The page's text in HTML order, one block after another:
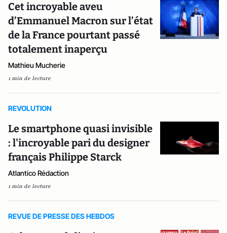
Cet incroyable aveu
d’Emmanuel Macron sur l’état
de la France pourtant passé
totalement inaperçu
Mathieu Mucherie
1 min de lecture
REVOLUTION
Le smartphone quasi invisible
: l'incroyable pari du designer
français Philippe Starck
Atlantico Rédaction
1 min de lecture
REVUE DE PRESSE DES HEBDOS